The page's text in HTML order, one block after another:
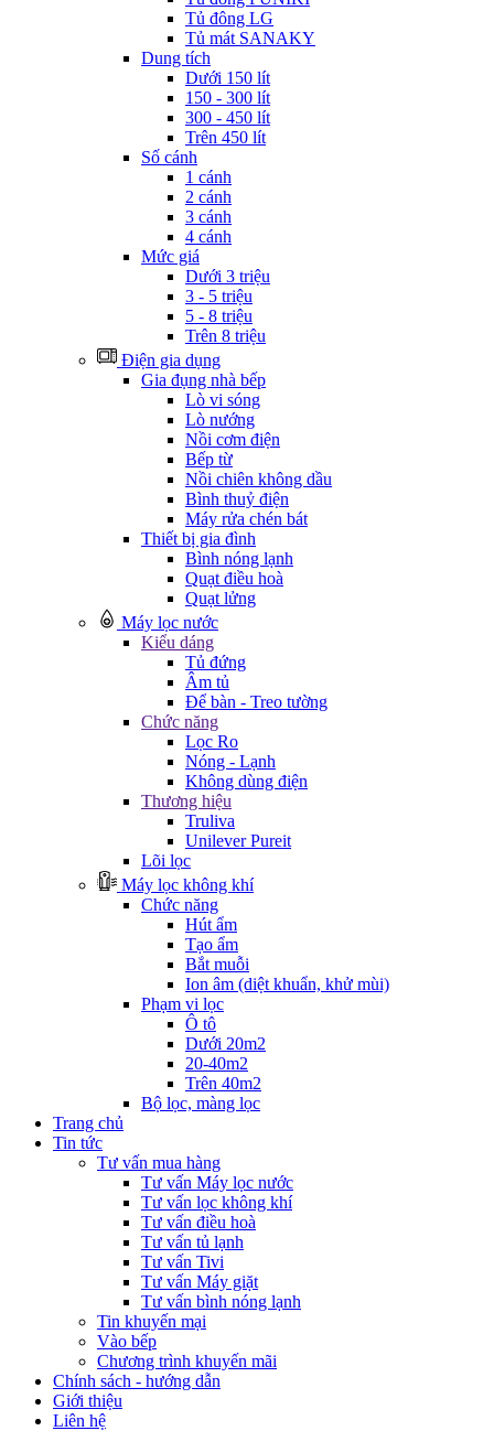
Tủ đông LG
Tủ mát SANAKY
Dung tích
Dưới 150 lít
150 - 300 lít
300 - 450 lít
Trên 450 lít
Số cánh
1 cánh
2 cánh
3 cánh
4 cánh
Mức giá
Dưới 3 triệu
3 - 5 triệu
5 - 8 triệu
Trên 8 triệu
Điện gia dụng
Gia đụng nhà bếp
Lò vi sóng
Lò nướng
Nồi cơm điện
Bếp từ
Nồi chiên không dầu
Bình thuỷ điện
Máy rửa chén bát
Thiết bị gia đình
Bình nóng lạnh
Quạt điều hoà
Quạt lửng
Máy lọc nước
Kiểu dáng
Tủ đứng
Âm tủ
Để bàn - Treo tường
Chức năng
Lọc Ro
Nóng - Lạnh
Không dùng điện
Thương hiệu
Truliva
Unilever Pureit
Lõi lọc
Máy lọc không khí
Chức năng
Hút ẩm
Tạo ẩm
Bắt muỗi
Ion âm (diệt khuẩn, khử mùi)
Phạm vi lọc
Ô tô
Dưới 20m2
20-40m2
Trên 40m2
Bộ lọc, màng lọc
Trang chủ
Tin tức
Tư vấn mua hàng
Tư vấn Máy lọc nước
Tư vấn lọc không khí
Tư vấn điều hoà
Tư vấn tủ lạnh
Tư vấn Tivi
Tư vấn Máy giặt
Tư vấn bình nóng lạnh
Tin khuyến mại
Vào bếp
Chương trình khuyến mãi
Chính sách - hướng dẫn
Giới thiệu
Liên hệ